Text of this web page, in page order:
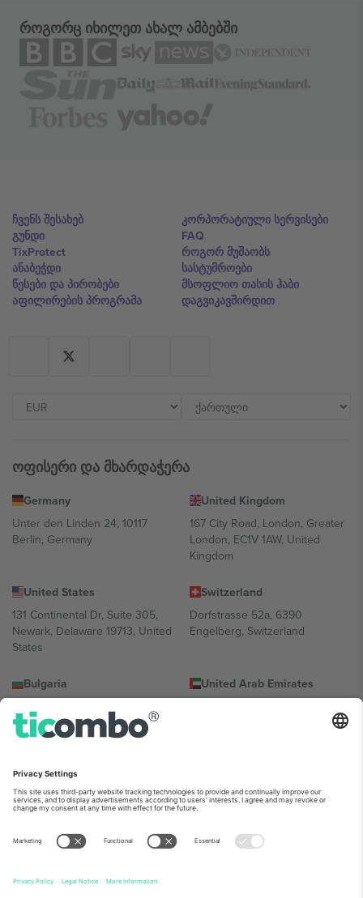
როგორც იხილეთ ახალ ამბებში
ჩვენს შესახებ
გუნდი
TixProtect
ანაბეჭდი
წესები და პირობები
აფილირების პროგრამა
კორპორატიული სერვისები
FAQ
როგორ მუშაობს
სასტუმროები
მსოფლიო თასის ჰაბი
დაგვიკავშირდით
ოფისერი და მხარდაჭერა
Germany
Unter den Linden 24, 10117
Berlin, Germany
United Kingdom
167 City Road, London, Greater
London, EC1V 1AW, United
Kingdom
United States
131 Continental Dr, Suite 305,
Newark, Delaware 19713, United
States
Switzerland
Dorfstrasse 52a, 6390
Engelberg, Switzerland
Bulgaria
Totleben 53-55, 1606 Sofia,
Bulgaria
United Arab Emirates
Building A1, Office 302, Dubai,
Mexico
Av Chapultepec 360, Roma
Norte, Cuauhtémoc, 06700
Ciudad de México, CDMX,
Mexico
პლატფორმის პროვაიდერის იურიდიული პირი იცვლება